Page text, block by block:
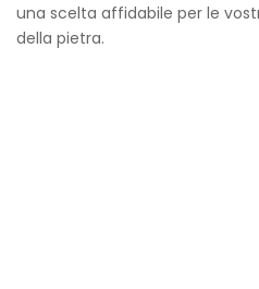
una scelta affidabile per le
della pietra.